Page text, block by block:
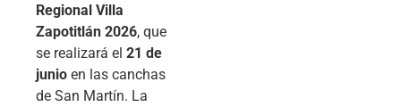
Regional Villa
Zapotitlán 2026, que
se realizará el 21 de
junio en las canchas
de San Martín. La